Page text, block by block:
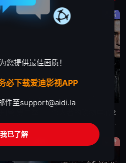
剧情
更新至第2集
韩剧《财阀X刑警 第二季》又名：재벌X형사 2,재벌X형사2,财阀X刑警 2,财阀X刑警2,Flex x Cop2,纨绔子弟(韩国版),재벌X형사 시즌2，讲述了：财阀富三代警察陈利手（安普贤 饰）华
剧情
杀人者的购物中心2
韩剧《杀人者的购物中心2》又名：A Shop for Killers S2,A Shop for Killers Season 2,킬러들의 쇼핑몰2，讲述了：购物中心即将重新开张！郑进湾（李栋旭 饰
剧情
您提供最佳画质！
必下载爱迪影视APP
件至support@aidi.la
我已了解